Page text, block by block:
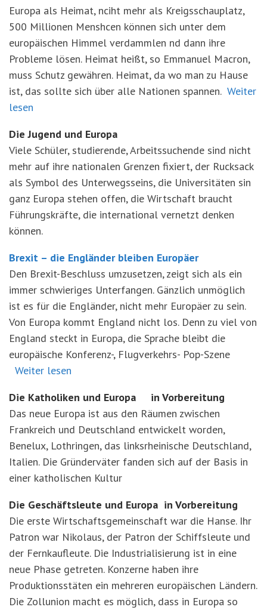
Europa als Heimat, nciht mehr als Kreigsschauplatz,
500 Millionen Menshcen können sich unter dem
europäischen Himmel verdammlen nd dann ihre
Probleme lösen. Heimat heißt, so Emmanuel Macron,
muss Schutz gewähren. Heimat, da wo man zu Hause
ist, das sollte sich über alle Nationen spannen. Weiter
lesen
Die Jugend und Europa
Viele Schüler, studierende, Arbeitssuchende sind nicht
mehr auf ihre nationalen Grenzen fixiert, der Rucksack
als Symbol des Unterwegsseins, die Universitäten sin
ganz Europa stehen offen, die Wirtschaft braucht
Führungskräfte, die international vernetzt denken
können.
Brexit – die Engländer bleiben Europäer
Den Brexit-Beschluss umzusetzen, zeigt sich als ein
immer schwieriges Unterfangen. Gänzlich unmöglich
ist es für die Engländer, nicht mehr Europäer zu sein.
Von Europa kommt England nicht los. Denn zu viel von
England steckt in Europa, die Sprache bleibt die
europäische Konferenz-, Flugverkehrs- Pop-Szene
Weiter lesen
Die Katholiken und Europa in Vorbereitung
Das neue Europa ist aus den Räumen zwischen
Frankreich und Deutschland entwickelt worden,
Benelux, Lothringen, das linksrheinische Deutschland,
Italien. Die Gründerväter fanden sich auf der Basis in
einer katholischen Kultur
Die Geschäftsleute und Europa in Vorbereitung
Die erste Wirtschaftsgemeinschaft war die Hanse. Ihr
Patron war Nikolaus, der Patron der Schiffsleute und
der Fernkaufleute. Die Industrialisierung ist in eine
neue Phase getreten. Konzerne haben ihre
Produktionsstäten ein mehreren europäischen Ländern.
Die Zollunion macht es möglich, dass in Europa so